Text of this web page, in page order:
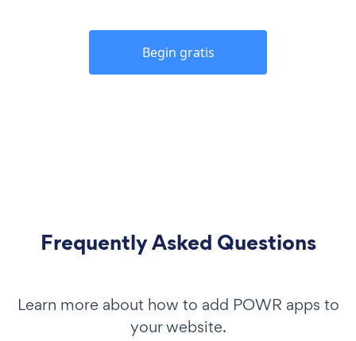
Begin gratis
Frequently Asked Questions
Learn more about how to add POWR apps to
your website.